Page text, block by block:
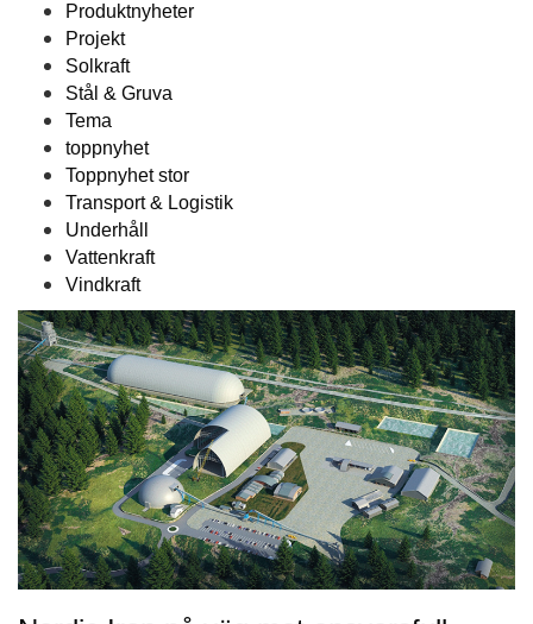
Produktnyheter
Projekt
Solkraft
Stål & Gruva
Tema
toppnyhet
Toppnyhet stor
Transport & Logistik
Underhåll
Vattenkraft
Vindkraft